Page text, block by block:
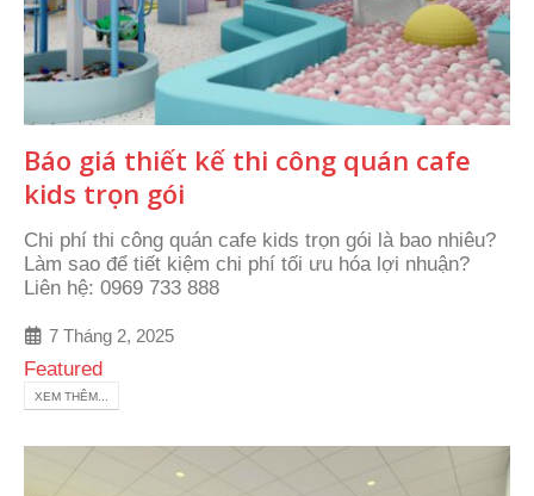
Báo giá thiết kế thi công quán cafe
kids trọn gói
Chi phí thi công quán cafe kids trọn gói là bao nhiêu?
Làm sao để tiết kiệm chi phí tối ưu hóa lợi nhuận?
Liên hệ: 0969 733 888
7 Tháng 2, 2025
Featured
XEM THÊM...